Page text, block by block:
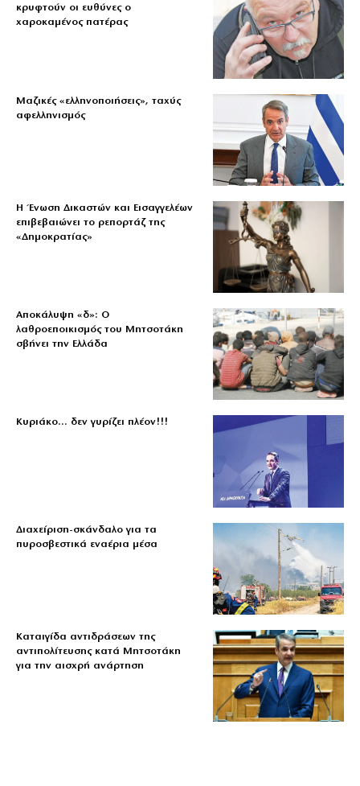
κρυφτούν οι ευθύνες ο
χαροκαμένος πατέρας
Μαζικές «ελληνοποιήσεις», ταχύς
αφελληνισμός
Η Ένωση Δικαστών και Εισαγγελέων
επιβεβαιώνει το ρεπορτάζ της
«Δημοκρατίας»
Αποκάλυψη «δ»: Ο
λαθροεποικισμός του Μητσοτάκη
σβήνει την Ελλάδα
Κυριάκο… δεν γυρίζει πλέον!!!
Διαχείριση-σκάνδαλο για τα
πυροσβεστικά εναέρια μέσα
Καταιγίδα αντιδράσεων της
αντιπολίτευσης κατά Μητσοτάκη
για την αισχρή ανάρτηση